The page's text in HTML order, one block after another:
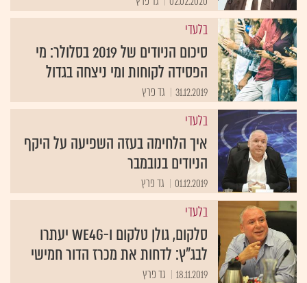
בלעדי
סיכום הניודים של 2019 בסלולר: מי
הפסידה לקוחות ומי ניצחה בגדול
31.12.2019 גד פרץ
בלעדי
איך הלחימה בעזה השפיעה על היקף
הניודים בנובמבר
01.12.2019 גד פרץ
בלעדי
סלקום, גולן טלקום ו-WE4G יעתרו
לבג"ץ: לדחות את מכרז הדור חמישי
18.11.2019 גד פרץ